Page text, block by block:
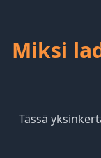
Miksi
Tässä